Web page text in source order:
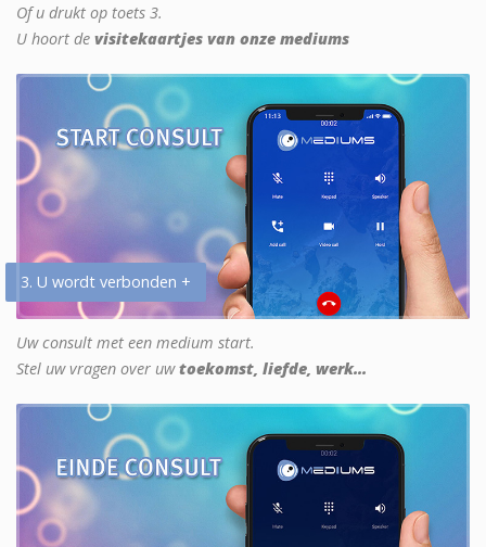
Of u drukt op toets 3.
U hoort de visitekaartjes van onze mediums
3. U wordt verbonden +
Uw consult met een medium start.
Stel uw vragen over uwtoekomst, liefde, werk...